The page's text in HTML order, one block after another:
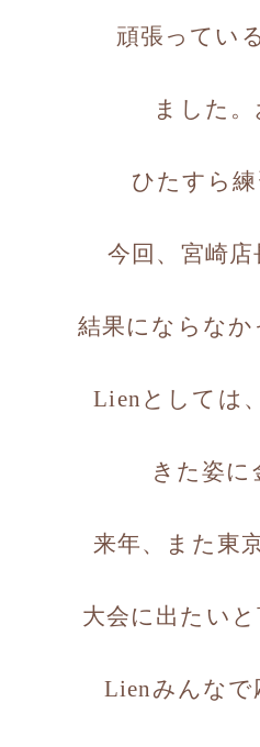
頑張ってい
ました
ひたすら
今回、宮崎
結果にならな
Lienとしては
きた姿に
来年、また東
大会に出たい
Lienみんな